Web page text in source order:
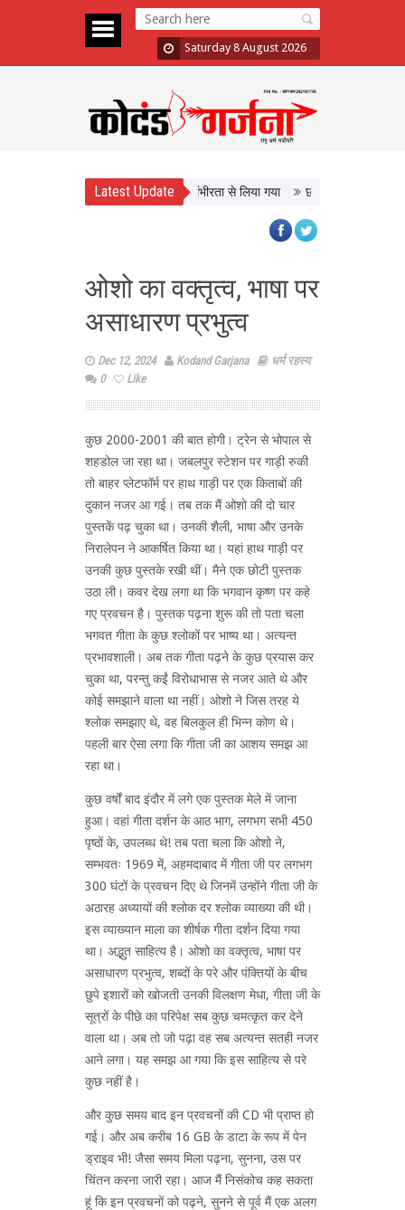
Saturday 8 August 2026
Latest Update
के बाद छात्रों का दावा- मांगों को गंभीरता से लिया गया छत्तीसगढ़ में श्रमिक कल्याण
ओशो का वक्तृत्व, भाषा पर
असाधारण प्रभुत्व
Dec 12, 2024 Kodand Garjana
धर्म रहस्य
0
Like
कुछ 2000-2001 की बात होगी। ट्रेन से भोपाल से
शहडोल जा रहा था। जबलपुर स्टेशन पर गाड़ी रुकी
तो बाहर प्लेटफॉर्म पर हाथ गाड़ी पर एक किताबों की
दुकान नजर आ गई। तब तक मैं ओशो की दो चार
पुस्तकें पढ़ चुका था। उनकी शैली, भाषा और उनके
निरालेपन ने आकर्षित किया था। यहां हाथ गाड़ी पर
उनकी कुछ पुस्तके रखी थीं। मैने एक छोटी पुस्तक
उठा ली। कवर देख लगा था कि भगवान कृष्ण पर कहे
गए प्रवचन है। पुस्तक पढ़ना शुरू की तो पता चला
भगवत गीता के कुछ श्लोकों पर भाष्य था। अत्यन्त
प्रभावशाली। अब तक गीता पढ़ने के कुछ प्रयास कर
चुका था, परन्तु कईं विरोधाभास से नजर आते थे और
कोई समझाने वाला था नहीं। ओशो ने जिस तरह ये
श्लोक समझाए थे, वह बिलकुल ही भिन्न कोण थे।
पहली बार ऐसा लगा कि गीता जी का आशय समझ आ
रहा था।
कुछ वर्षों बाद इंदौर में लगे एक पुस्तक मेले में जाना
हुआ। वहां गीता दर्शन के आठ भाग, लगभग सभी 450
पृष्ठों के, उपलब्ध थे! तब पता चला कि ओशो ने,
सम्भवतः 1969 में, अहमदाबाद में गीता जी पर लगभग
300 घंटों के प्रवचन दिए थे जिनमें उन्होंने गीता जी के
अठारह अध्यायों की श्लोक दर श्लोक व्याख्या की थी।
इस व्याख्यान माला का शीर्षक गीता दर्शन दिया गया
था। अद्भुत साहित्य है। ओशो का वक्तृत्व, भाषा पर
असाधारण प्रभुत्व, शब्दों के परे और पंक्तियों के बीच
छुपे इशारों को खोजती उनकी विलक्षण मेधा, गीता जी के
सूत्रों के पीछे का परिपेक्ष सब कुछ चमत्कृत कर देने
वाला था। अब तो जो पढ़ा वह सब अत्यन्त सतही नजर
आने लगा। यह समझ आ गया कि इस साहित्य से परे
कुछ नहीं है।
और कुछ समय बाद इन प्रवचनों की CD भी प्राप्त हो
गई। और अब करीब 16 GB के डाटा के रूप में पेन
ड्राइव भी! जैसा समय मिला पढ़ना, सुनना, उस पर
चिंतन करना जारी रहा। आज मैं निसंकोच कह सकता
हूं कि इन प्रवचनों को पढ़ने, सुनने से पूर्व मैं एक अलग